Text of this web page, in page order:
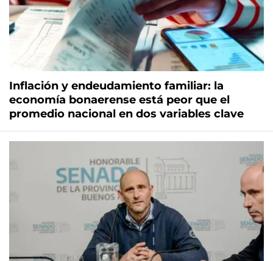
Inflación y endeudamiento familiar: la
economía bonaerense está peor que el
promedio nacional en dos variables clave